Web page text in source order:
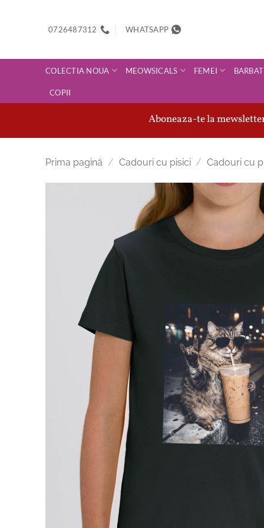
0726487312 WHATSAPP
COLECTIA NOUA MEOWSICALS FEMEI
COPII
Aboneaza-te la
Prima pagină / Cadouri cu pisici / Cadouri cu